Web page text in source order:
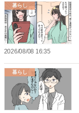
暮らし
2026/08/08 16:35
暮らし